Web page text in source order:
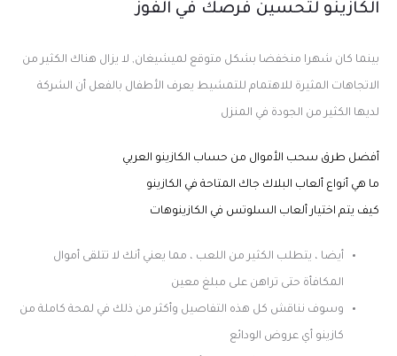
الكازينو لتحسين فرصك في الفوز
بينما كان شهرا منخفضا بشكل متوقع لميشيغان, لا يزال هناك الكثير من
الاتجاهات المثيرة للاهتمام للتمشيط يعرف الأطفال بالفعل أن الشركة
لديها الكثير من الجودة في المنزل
أفضل طرق سحب الأموال من حساب الكازينو العربي
ما هي أنواع ألعاب البلاك جاك المتاحة في الكازينو
كيف يتم اختيار ألعاب السلوتس في الكازينوهات
أيضا ، يتطلب الكثير من اللعب ، مما يعني أنك لا تتلقى أموال
المكافأة حتى تراهن على مبلغ معين
وسوف نناقش كل هذه التفاصيل وأكثر من ذلك في لمحة كاملة من
كازينو أي عروض الودائع